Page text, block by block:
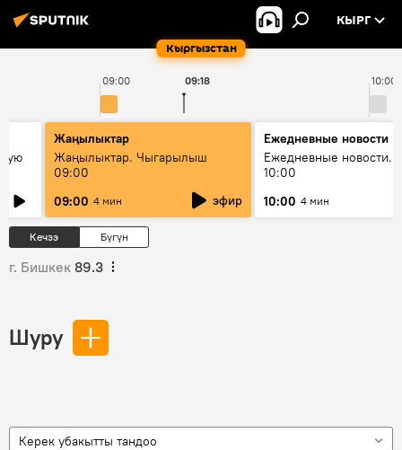
Кыргызстан
КЫРГ
09:00 10:00
09:18
Жаңылыктар
Жаңылыктар. Чыгарылыш
09:00
09:00 4 мин эфир
Ежедневные новости
Ежедневные новости.
10:00
10:00 4 мин
Кечээ Бүгүн
г. Бишкек 89.3
Шуру
Керек убакытты тандоо